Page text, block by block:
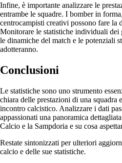
Infine, è importante analizzare le
entrambe le squadre. I bomber in
centrocampisti creativi possono fare la
Monitorare le statistiche individuali dei
le dinamiche del match e le potenziali
adotteranno.
Conclusioni
Le statistiche sono uno strumento
chiara delle prestazioni di una squadra
incontro calcistico. Analizzare i dati
appassionati una panoramica
Calcio e la Sampdoria e su cosa
Restate sintonizzati per ulteriori
calcio e delle sue statistiche.